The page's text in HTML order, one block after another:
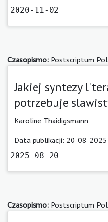
2020-11-02
Czasopismo: Postscriptum
Jakiej syntezy
potrzebuje
Karoline Thaidigsmann
Data publikacji: 20-08-2025
2025-08-20
Czasopismo: Postscriptum